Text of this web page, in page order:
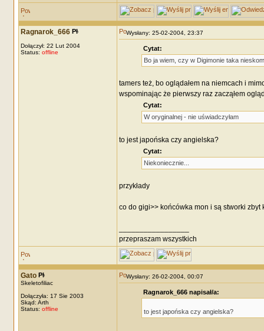
Ragnarok_666
Dołączył: 22 Lut 2004
Status: offline
Wysłany: 25-02-2004, 23:37
Cytat:
Bo ja wiem, czy w Digimonie taka
tamers też, bo oglądałem na niemcach i
wspominając że pierwszy raz zacząłem
Cytat:
W oryginalnej - nie uświadczyłam
to jest japońska czy angielska?
Cytat:
Niekoniecznie...
przykłady
co do gigi>> końcówka mon i są stworki
przepraszam wszystkich
Gato
Skeletofiliac
Dołączyła: 17 Sie 2003
Skąd: Arth
Status: offline
Wysłany: 26-02-2004, 00:07
Ragnarok_666 napisał/a:
to jest japońska czy angielska?